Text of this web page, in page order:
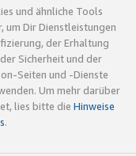
und ähnliche Tools
um Dir Dienstleistungen
der Erhaltung
Sicherheit und der
Seiten und -Dienste
Um mehr darüber
lies bitte die Hinweise
.